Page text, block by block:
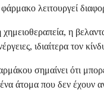
λειτουργεί
η
ιδιαίτερα τον
σημαίνει ότι
άτομα που δεν έχουν